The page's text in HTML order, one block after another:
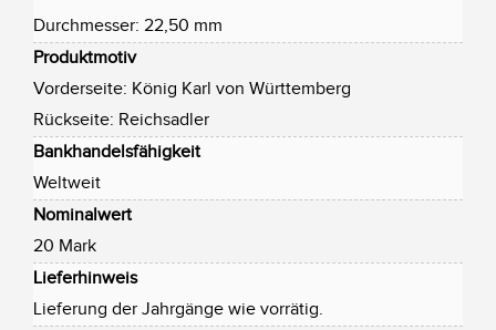
Durchmesser: 22,50 mm
Produktmotiv
Vorderseite: König Karl von Württemberg
Rückseite: Reichsadler
Bankhandelsfähigkeit
Weltweit
Nominalwert
20 Mark
Lieferhinweis
Lieferung der Jahrgänge wie vorrätig.